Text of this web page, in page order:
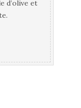
d’olive et